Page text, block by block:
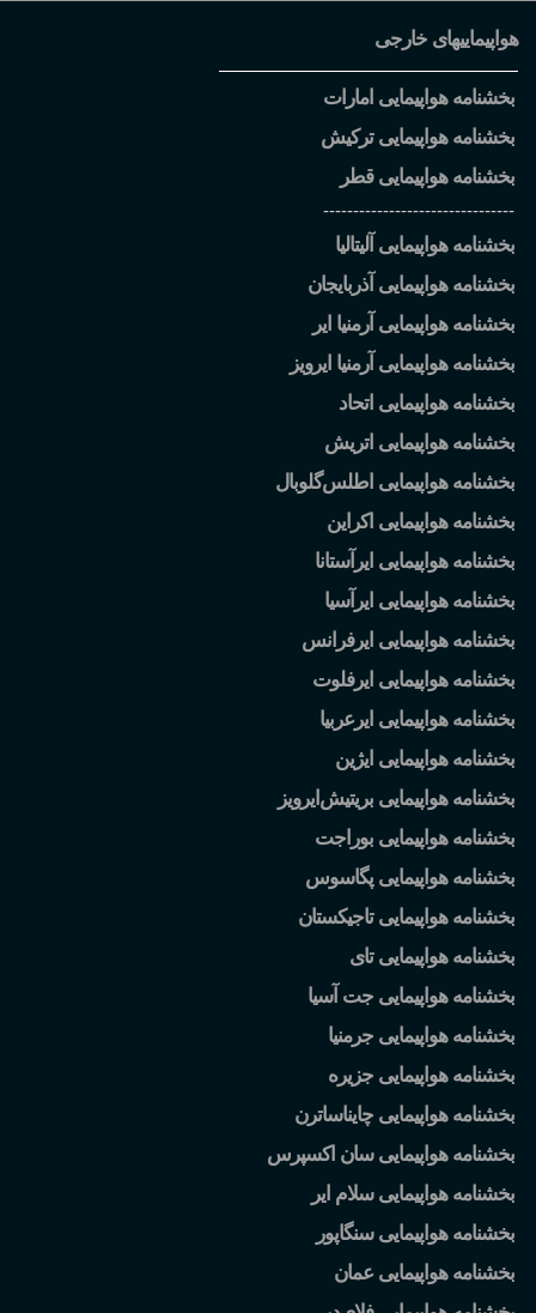
هواپیماییهای خارجی
بخشنامه هواپیمایی امارات
بخشنامه هواپیمایی ترکیش
بخشنامه هواپیمایی قطر
--------------------------------
بخشنامه هواپیمایی آلیتالیا
بخشنامه هواپیمایی آذربایجان
بخشنامه هواپیمایی آرمنیا ایر
بخشنامه هواپیمایی آرمنیا ایرویز
بخشنامه هواپیمایی اتحاد
بخشنامه هواپیمایی اتریش
بخشنامه هواپیمایی اطلسگلوبال
بخشنامه هواپیمایی اکراین
بخشنامه هواپیمایی ایرآستانا
بخشنامه هواپیمایی ایرآسیا
بخشنامه هواپیمایی ایرفرانس
بخشنامه هواپیمایی ایرفلوت
بخشنامه هواپیمایی ایرعربیا
بخشنامه هواپیمایی ایژین
بخشنامه هواپیمایی بریتیش ایرویز
بخشنامه هواپیمایی بوراجت
بخشنامه هواپیمایی پگاسوس
بخشنامه هواپیمایی تاجیکستان
بخشنامه هواپیمایی تای
بخشنامه هواپیمایی جت آسیا
بخشنامه هواپیمایی جرمنیا
بخشنامه هواپیمایی جزیره
بخشنامه هواپیمایی چایناساترن
بخشنامه هواپیمایی سان اکسپرس
بخشنامه هواپیمایی سلام ایر
بخشنامه هواپیمایی سنگاپور
بخشنامه هواپیمایی عمان